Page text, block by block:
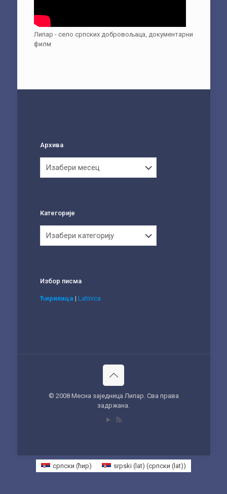
Липар - село српских добровољаца, документарни
филм
Архива
Категорије
Избор писма
Ћирилица | Latinica
© 2008 Месна заједница Липар. Сва права
задржана.
српски (ћир) srpski (lat) (српски (lat))